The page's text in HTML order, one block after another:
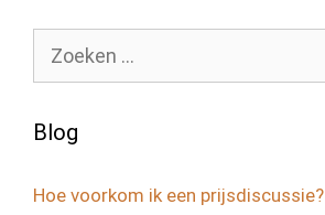
naar:
Blog
Hoe voorkom ik een prijsdiscussie?